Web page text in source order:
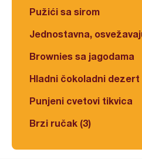
Pužići sa sirom
Jednostavna,
Brownies sa jagodama
Hladni čokoladni dezert
Punjeni cvetovi tikvica
Brzi ručak (3)